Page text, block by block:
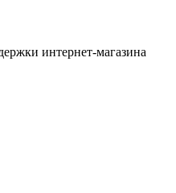
интернет-магазина